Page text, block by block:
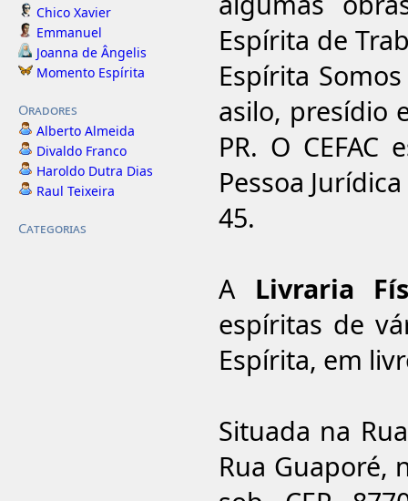
Chico Xavier
Emmanuel
Joanna de Ângelis
Momento Espírita
Oradores
Alberto Almeida
Divaldo Franco
Haroldo Dutra Dias
Raul Teixeira
Categorias
Espírita de
Espírita
asilo, presídio
PR. O
Pessoa
45.
A Livraria
espíritas de
Espírita, em
Situada na
Rua Guaporé,